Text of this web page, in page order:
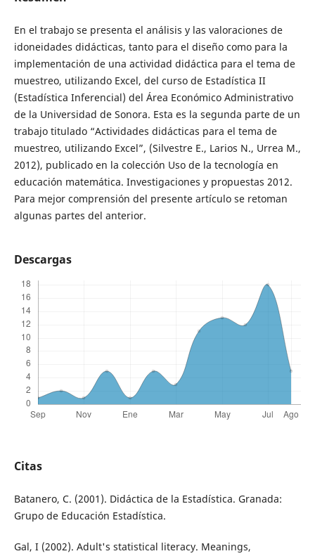
En el trabajo se presenta el análisis y las valoraciones de
idoneidades didácticas, tanto para el diseño como para la
implementación de una actividad didáctica para el tema de
muestreo, utilizando Excel, del curso de Estadística II
(Estadística Inferencial) del Área Económico Administrativo
de la Universidad de Sonora. Esta es la segunda parte de un
trabajo titulado “Actividades didácticas para el tema de
muestreo, utilizando Excel”, (Silvestre E., Larios N., Urrea M.,
2012), publicado en la colección Uso de la tecnología en
educación matemática. Investigaciones y propuestas 2012.
Para mejor comprensión del presente artículo se retoman
algunas partes del anterior.
Descargas
Citas
Batanero, C. (2001). Didáctica de la Estadística. Granada:
Grupo de Educación Estadística.
Gal, I (2002). Adult's statistical literacy. Meanings,